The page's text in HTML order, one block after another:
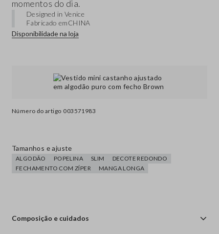
Número do artigo 003571983
momentos do dia.
Designed in Venice
Fabricado emCHINA
Disponibilidade na loja
Tamanhos e ajuste
ALGODÃO POPELINA SLIM
DECOTE REDONDO
FECHAMENTO COM ZÍPER
MANGA LONGA
Composição e cuidados